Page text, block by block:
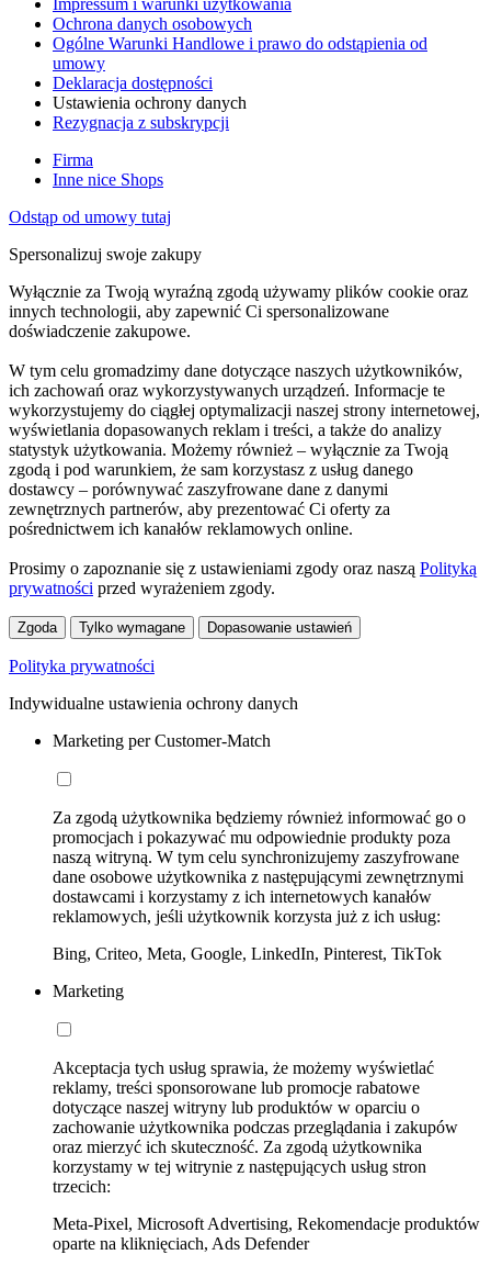
Impressum i warunki użytkowania
Ochrona danych osobowych
Ogólne Warunki Handlowe i prawo do odstąpienia od
umowy
Deklaracja dostępności
Ustawienia ochrony danych
Rezygnacja z subskrypcji
Firma
Inne nice Shops
Odstąp od umowy tutaj
Spersonalizuj swoje zakupy
Wyłącznie za Twoją wyraźną zgodą używamy plików cookie oraz
innych technologii, aby zapewnić Ci spersonalizowane
doświadczenie zakupowe.
W tym celu gromadzimy dane dotyczące naszych użytkowników,
ich zachowań oraz wykorzystywanych urządzeń. Informacje te
wykorzystujemy do ciągłej optymalizacji naszej strony internetowej,
wyświetlania dopasowanych reklam i treści, a także do analizy
statystyk użytkowania. Możemy również – wyłącznie za Twoją
zgodą i pod warunkiem, że sam korzystasz z usług danego
dostawcy – porównywać zaszyfrowane dane z danymi
zewnętrznych partnerów, aby prezentować Ci oferty za
pośrednictwem ich kanałów reklamowych online.
Prosimy o zapoznanie się z ustawieniami zgody oraz naszą Polityką
prywatności przed wyrażeniem zgody.
Zgoda Tylko wymagane Dopasowanie ustawień
Polityka prywatności
Indywidualne ustawienia ochrony danych
Marketing per Customer-Match
Za zgodą użytkownika będziemy również informować go o
promocjach i pokazywać mu odpowiednie produkty poza
naszą witryną. W tym celu synchronizujemy zaszyfrowane
dane osobowe użytkownika z następującymi zewnętrznymi
dostawcami i korzystamy z ich internetowych kanałów
reklamowych, jeśli użytkownik korzysta już z ich usług:
Bing, Criteo, Meta, Google, LinkedIn, Pinterest, TikTok
Marketing
Akceptacja tych usług sprawia, że możemy wyświetlać
reklamy, treści sponsorowane lub promocje rabatowe
dotyczące naszej witryny lub produktów w oparciu o
zachowanie użytkownika podczas przeglądania i zakupów
oraz mierzyć ich skuteczność. Za zgodą użytkownika
korzystamy w tej witrynie z następujących usług stron
trzecich:
Meta-Pixel, Microsoft Advertising, Rekomendacje produktów
oparte na kliknięciach, Ads Defender